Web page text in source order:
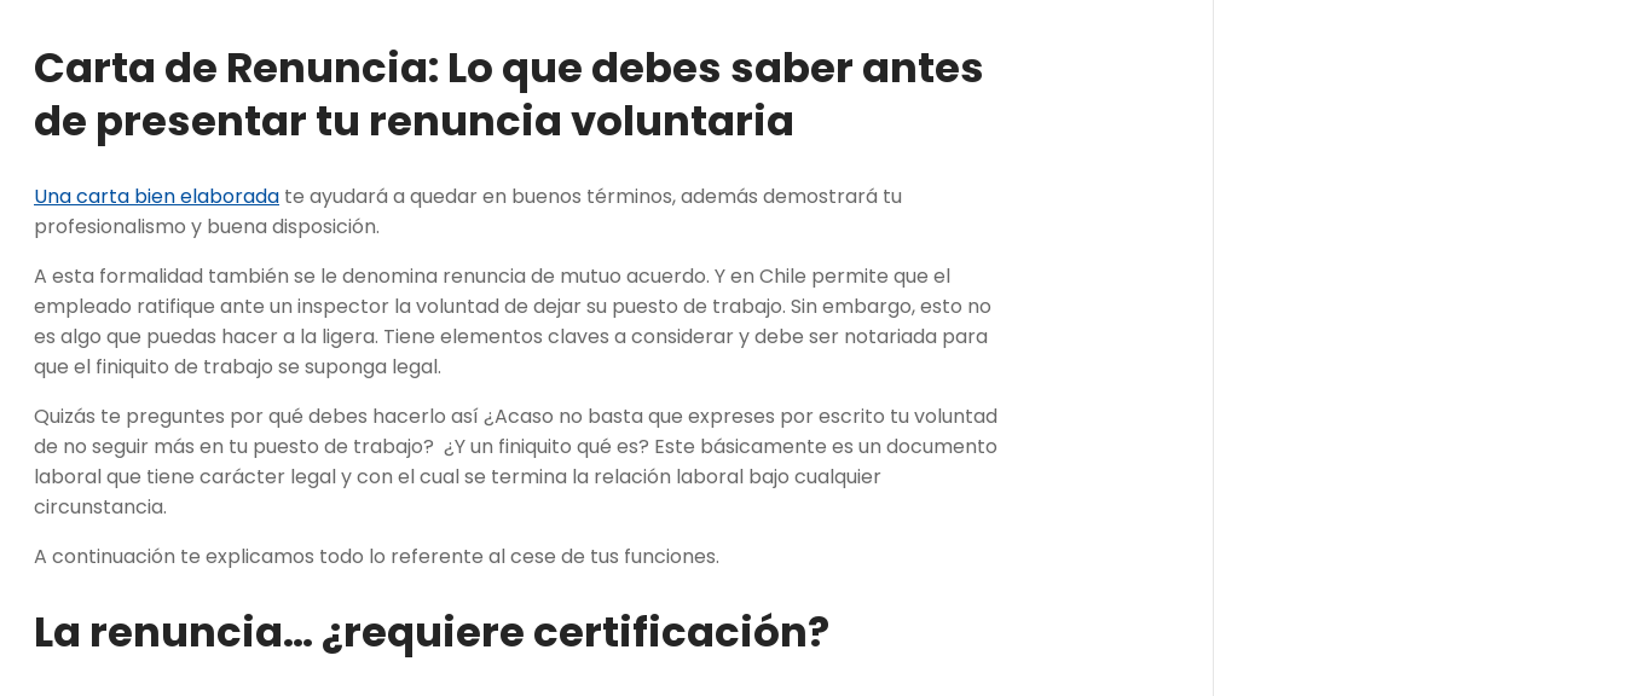
Carta de Renuncia: Lo que debes saber antes
de presentar tu renuncia voluntaria
Una carta bien elaborada te ayudará a quedar en buenos términos, además demostrará tu
profesionalismo y buena disposición.
A esta formalidad también se le denomina renuncia de mutuo acuerdo. Y en Chile permite que el
empleado ratifique ante un inspector la voluntad de dejar su puesto de trabajo. Sin embargo, esto no
es algo que puedas hacer a la ligera. Tiene elementos claves a considerar y debe ser notariada para
que el finiquito de trabajo se suponga legal.
Quizás te preguntes por qué debes hacerlo así ¿Acaso no basta que expreses por escrito tu voluntad
de no seguir más en tu puesto de trabajo? ¿Y un finiquito qué es? Este básicamente es un documento
laboral que tiene carácter legal y con el cual se termina la relación laboral bajo cualquier
circunstancia.
A continuación te explicamos todo lo referente al cese de tus funciones.
La renuncia… ¿requiere certificación?